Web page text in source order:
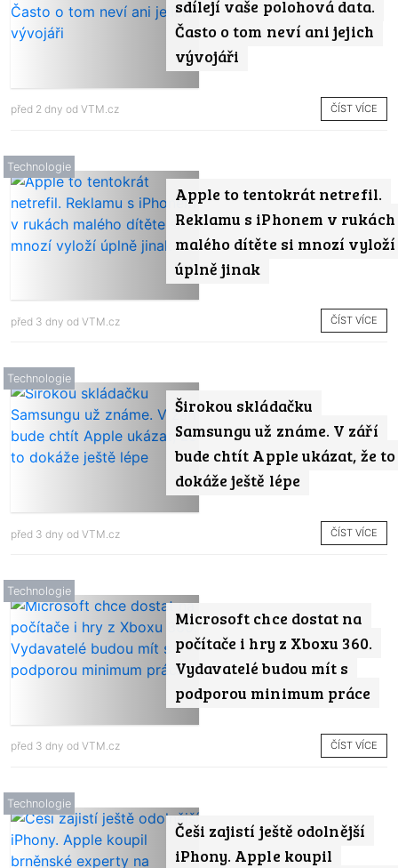
sdílejí vaše polohová data.
Často o tom neví ani jejich
vývojáři
před 2 dny od VTM.cz ČÍST VÍCE
Apple to tentokrát netrefil.
Reklamu s iPhonem v rukách
malého dítěte si mnozí vyloží
úplně jinak
Technologie
před 3 dny od VTM.cz ČÍST VÍCE
Širokou skládačku
Samsungu už známe. V září
bude chtít Apple ukázat, že to
dokáže ještě lépe
Technologie
před 3 dny od VTM.cz ČÍST VÍCE
Microsoft chce dostat na
počítače i hry z Xboxu 360.
Vydavatelé budou mít s
podporou minimum práce
Technologie
před 3 dny od VTM.cz ČÍST VÍCE
Češi zajistí ještě odolnější
iPhony. Apple koupil
Technologie